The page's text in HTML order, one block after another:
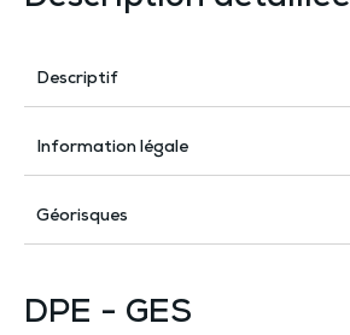
Descriptif
Information légale
Géorisques
DPE - GES